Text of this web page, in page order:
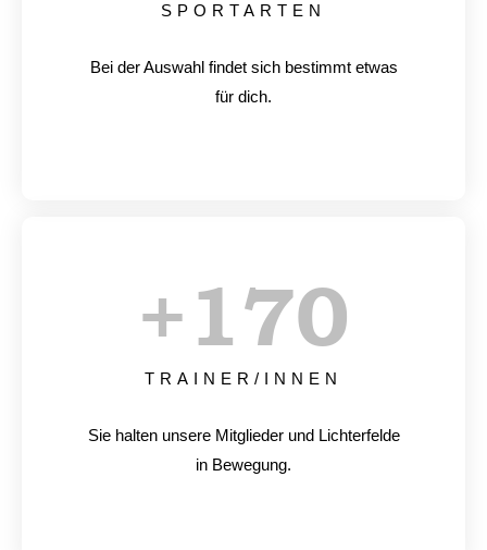
SPORTARTEN
Bei der Auswahl findet sich bestimmt etwas
für dich.
TRAINER/INNEN
+170
Sie halten unsere Mitglieder und Lichterfelde
in Bewegung.